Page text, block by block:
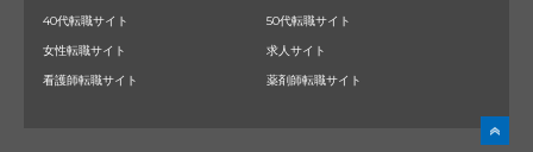
40代転職サイト
50代転職サイト
女性転職サイト
求人サイト
看護師転職サイト
薬剤師転職サイト